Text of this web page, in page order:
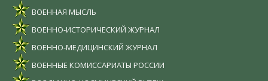
ВОЕННАЯ МЫСЛЬ
ВОЕННО-ИСТОРИЧЕСКИЙ ЖУРНАЛ
ВОЕННО-МЕДИЦИНСКИЙ ЖУРНАЛ
ВОЕННЫЕ КОМИССАРИАТЫ РОССИИ